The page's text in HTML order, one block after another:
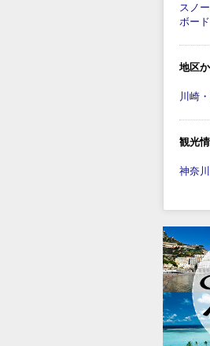
スノ
ボード
地区
川崎
観光
神奈